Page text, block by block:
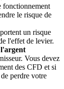
fonctionnement
le risque de
un risque
l'effet de levier.
l'argent
Vous devez
des CFD et si
perdre votre